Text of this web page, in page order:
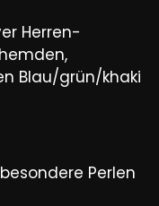
Herren-
Blau/grün/khaki
Perlen